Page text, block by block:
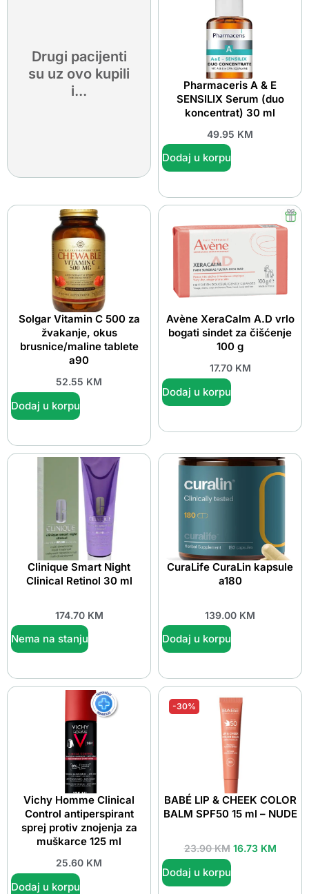
Drugi pacijenti
su uz ovo kupili
i...
Pharmaceris A & E
SENSILIX Serum (duo
koncentrat) 30 ml
49.95 KM
Dodaj u korpu
Solgar Vitamin C 500 za
žvakanje, okus
brusnice/maline tablete
a90
52.55 KM
Dodaj u korpu
Avène XeraCalm A.D vrlo
bogati sindet za čišćenje
100 g
17.70 KM
Dodaj u korpu
Clinique Smart Night
Clinical Retinol 30 ml
174.70 KM
Nema na stanju
CuraLife CuraLin kapsule
a180
139.00 KM
Dodaj u korpu
Vichy Homme Clinical
Control antiperspirant
sprej protiv znojenja za
muškarce 125 ml
25.60 KM
Dodaj u korpu
-30%
BABÉ LIP & CHEEK COLOR
BALM SPF50 15 ml – NUDE
23.90KM 16.73 KM
Dodaj u korpu